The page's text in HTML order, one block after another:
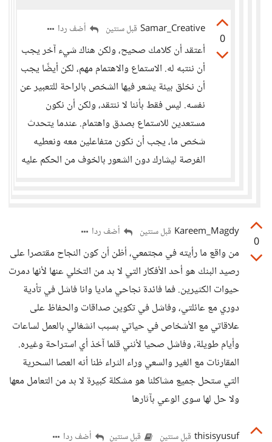
0
Samar_Creative قبل سنتين أضف ردا
أعتقد أن كلامك صحيح، ولكن هناك شيء آخر يجب
أن ننتبه له. الاستماع والاهتمام مهم، لكن أيضًا يجب
أن نخلق بيئة يشعر فيها الشخص بالراحة للتعبير عن
نفسه. ليس فقط بأننا لا ننتقد، ولكن أن نكون
مستعدين للاستماع بصدق واهتمام. عندما يتحدث
شخص ما، يجب أن نكون متفاعلين معه ونعطيه
الفرصة ليشارك دون الشعور بالخوف من الحكم عليه
0
Kareem_Magdy قبل سنتين أضف ردا
من واقع ما رأيته في مجتمعي، أظن أن كون النجاح مقتصرا على
رصيد البنك هو أحد الأفكار التي لا بد من التخلي عنها لأنها دمرت
حيوات الكثيرين. فما فائدة نجاحي ماديا وانا فاشل في تأدية
دوري مع عائلتي، وفاشل في تكوين صداقات والحفاظ على
علاقاتي مع الأشخاص في حياتي بسبب انشغالي بالعمل لساعات
وأيام طويلة، وفاشل صحيا لأنني قلما آخذ أي استراحة وغيره.
المقارنات مع الغير والسعي وراء الثراء ظنا أنه العصا السحرية
التي ستحل جميع مشاكلنا هو مشكلة كبيرة لا بد من التعامل معها
ولا حل لها سوى الوعي بآثارها
thisisyusuf قبل سنتين قبل سنتين أضف ردا